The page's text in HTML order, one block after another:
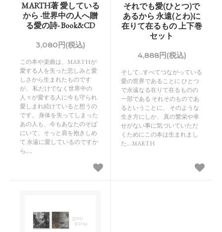
MARTH著 愛している
から -世界中の人へ贈
る愛の詩- Book&CD
3,080円(税込)
この本や楽曲は、MARTHが
愛する人を失った悲しみと愛
しさから生まれたものです
が、 私だけでなく世界中の
人々が愛する人に今も守られ
愛しまれ続けていると想うの
です。 身体を失ってしまった
あの人も、今もあなたのそば
にいて、そっと肩を抱きしめ
て 永遠に愛しているのですか
ら…。
それでも愛(ひとつ)で
あるから 永遠(とわ)に
在りて在るもの 上下巻
セット
4,888円(税込)
そして…すべてつながっている
愛の世界であることに ひとつ
で永遠なる在りて在るものの
一部である それそのものであ
るということに、 そのような
生き方にしか、 真の繁栄や幸
せがない事に気づいていただ
くためにこの本は生まれまし
た… MARTH